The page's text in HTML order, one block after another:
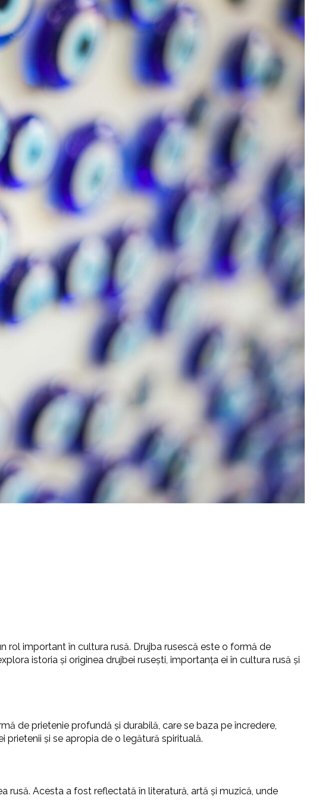
rol important în cultura rusă. Drujba rusescă este o formă de
istoria și originea drujbei rusești, importanța ei în cultura rusă și
de prietenie profundă și durabilă, care se baza pe încredere,
prietenii și se apropia de o legătură spirituală.
rusă. Acesta a fost reflectată în literatură, artă și muzică, unde